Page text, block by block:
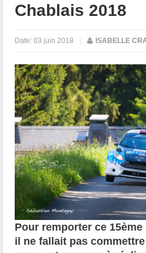
Chablais 2018
Date:03 juin 2018 | ISABELLE
Pour remporter ce
il ne fallait pas commettre